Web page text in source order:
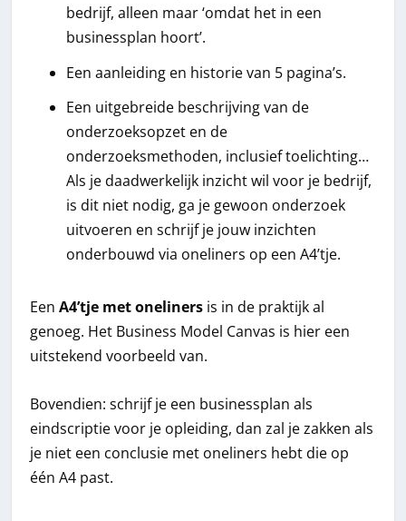
bedrijf, alleen maar ‘omdat het in een
businessplan hoort’.
Een aanleiding en historie van 5 pagina’s.
Een uitgebreide beschrijving van de
onderzoeksopzet en de
onderzoeksmethoden, inclusief toelichting…
Als je daadwerkelijk inzicht wil voor je bedrijf,
is dit niet nodig, ga je gewoon onderzoek
uitvoeren en schrijf je jouw inzichten
onderbouwd via oneliners op een A4’tje.
EenA4’tje met oneliners is in de praktijk al
genoeg. Het Business Model Canvas is hier een
uitstekend voorbeeld van.
Bovendien: schrijf je een businessplan als
eindscriptie voor je opleiding, dan zal je zakken als
je niet een conclusie met oneliners hebt die op
één A4 past.